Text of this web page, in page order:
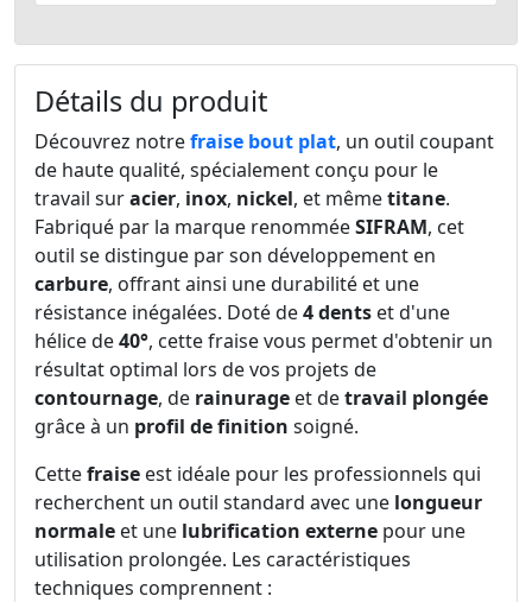
Détails du produit
Découvrez notrefraise bout plat, un outil coupant
de haute qualité, spécialement conçu pour le
travail suracier, inox, nickel, et mêmetitane.
Fabriqué par la marque renomméeSIFRAM, cet
outil se distingue par son développement en
carbure, offrant ainsi une durabilité et une
résistance inégalées. Doté de4 dents et d'une
hélice de40°, cette fraise vous permet d'obtenir un
résultat optimal lors de vos projets de
contournage, de rainurage et detravail plongée
grâce à un profil de finition soigné.
Cettefraise est idéale pour les professionnels qui
recherchent un outil standard avec une longueur
normale et une lubrification externe pour une
utilisation prolongée. Les caractéristiques
techniques comprennent :